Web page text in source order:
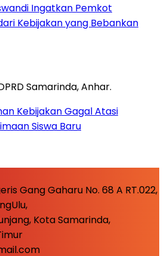
Ingatkan Pemkot
Kebijakan yang Bebankan
Kebijakan Gagal Atasi
Siswa Baru
Gang Gaharu No. 68 A RT.022,
Kota Samarinda,